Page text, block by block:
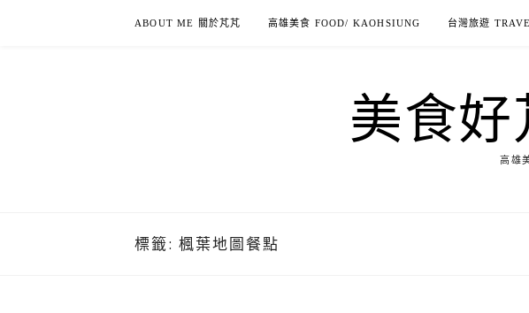
ABOUT ME 關於芃芃 高雄美食 FOOD/ KAOHSIUNG 台灣旅遊
美食好
高雄
標籤: 楓葉地圖餐點